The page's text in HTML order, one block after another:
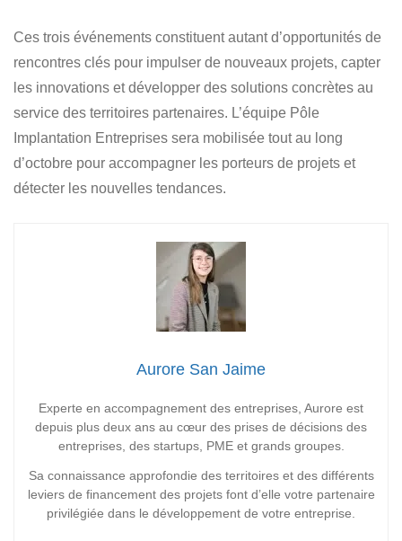
Ces trois événements constituent autant d’opportunités de
rencontres clés pour impulser de nouveaux projets, capter
les innovations et développer des solutions concrètes au
service des territoires partenaires. L’équipe Pôle
Implantation Entreprises sera mobilisée tout au long
d’octobre pour accompagner les porteurs de projets et
détecter les nouvelles tendances.
Aurore San Jaime
Experte en accompagnement des entreprises, Aurore est
depuis plus deux ans au cœur des prises de décisions des
entreprises, des startups, PME et grands groupes.
Sa connaissance approfondie des territoires et des différents
leviers de financement des projets font d’elle votre partenaire
privilégiée dans le développement de votre entreprise.